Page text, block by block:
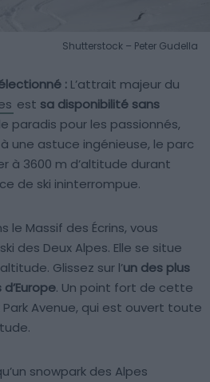
Shutterstock – Peter Gudella
: L’attrait majeur du
est sa disponibilité sans
paradis pour les passionnés,
une astuce ingénieuse, le parc
à 3600 m d’altitude durant
de ski ininterrompue.
le Massif des Écrins, vous
des Deux Alpes. Elle se situe
Glissez sur l’un des plus
. Un point fort de cette
Avenue, qui est ouvert toute
snowpark des Alpes